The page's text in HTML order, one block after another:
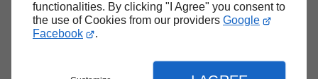
functionalities. By clicking "I Agree" you consent to
the use of Cookies from our providers Google
Facebook
.